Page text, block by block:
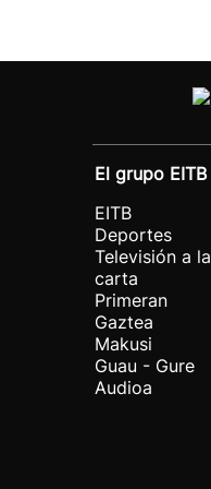
El grupo EITB
EITB
Deportes
Televisión a la
carta
Primeran
Gaztea
Makusi
Guau - Gure
Audioa